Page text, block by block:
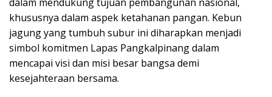
khususnya dalam aspek ketahanan pangan. Kebun
jagung yang tumbuh subur ini diharapkan menjadi
simbol komitmen Lapas Pangkalpinang dalam
mencapai visi dan misi besar bangsa demi
kesejahteraan bersama.